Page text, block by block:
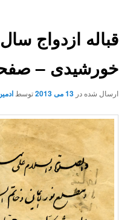
خورشیدی –
ارسال شده در13 می 2013 توسط